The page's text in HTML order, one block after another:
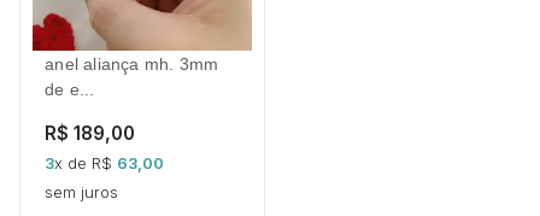
anel aliança mh. 3mm
de e...
R$ 189,00
3x de R$ 63,00
sem juros